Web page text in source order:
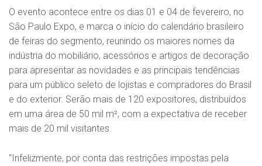
O evento acontece entre os dias 01 e 04 de fevereiro, no
São Paulo Expo, e marca o início do calendário brasileiro
de feiras do segmento, reunindo os maiores nomes da
indústria do mobiliário, acessórios e artigos de decoração
para apresentar as novidades e as principais tendências
para um público seleto de lojistas e compradores do Brasil
e do exterior. Serão mais de 120 expositores, distribuídos
em uma área de 50 mil m², com a expectativa de receber
mais de 20 mil visitantes.
“Infelizmente, por conta das restrições impostas pela